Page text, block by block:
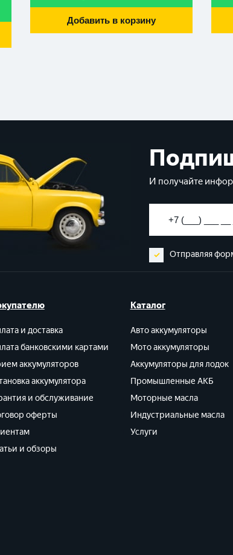
Добавить в корзину
И получайте
Отправляя
и доставка
банковскими картами
аккумуляторов
аккумулятора
и обслуживание
оферты
и обзоры
Каталог
Авто аккумуляторы
Мото аккумуляторы
Аккумуляторы для лодок
Промышленные АКБ
Моторные масла
Индустриальные масла
Услуги